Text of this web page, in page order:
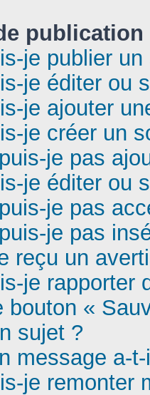
publication
je publier
je éditer ou
je ajouter
je créer un
je pas
je éditer ou
je pas
je pas
reçu un
je rapporter
bouton «
sujet ?
message a-
je remonter